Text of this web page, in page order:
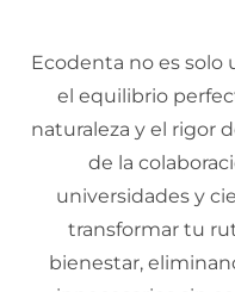
Ecodenta no es solo
el equilibrio
naturaleza y el rigor
de la
universidades y
transformar tu
bienestar,